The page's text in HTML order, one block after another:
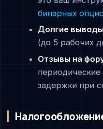
бинарных
Долгие выводы
(до 5 рабочих
Отзывы на
периодические
задержки при